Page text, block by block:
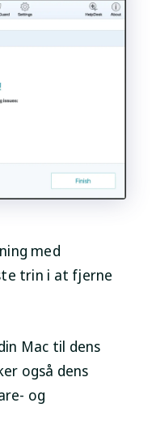
med
trin i at fjerne
Mac til dens
også dens
og